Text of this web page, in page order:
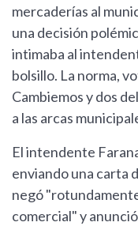
mercaderías al
una decisión
intimaba al
bolsillo. La norma,
Cambiemos y dos
a las arcas
El intendente
enviando una carta
negó
comercial" y